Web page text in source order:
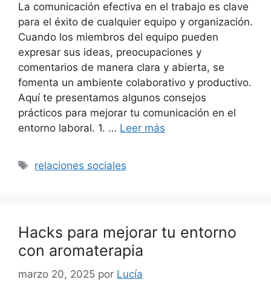
La comunicación efectiva en el trabajo es clave
para el éxito de cualquier equipo y organización.
Cuando los miembros del equipo pueden
expresar sus ideas, preocupaciones y
comentarios de manera clara y abierta, se
fomenta un ambiente colaborativo y productivo.
Aquí te presentamos algunos consejos
prácticos para mejorar tu comunicación en el
entorno laboral. 1. … Leer más
Etiquetas
relaciones sociales
Hacks para mejorar tu entorno
con aromaterapia
marzo 20, 2025 por Lucía